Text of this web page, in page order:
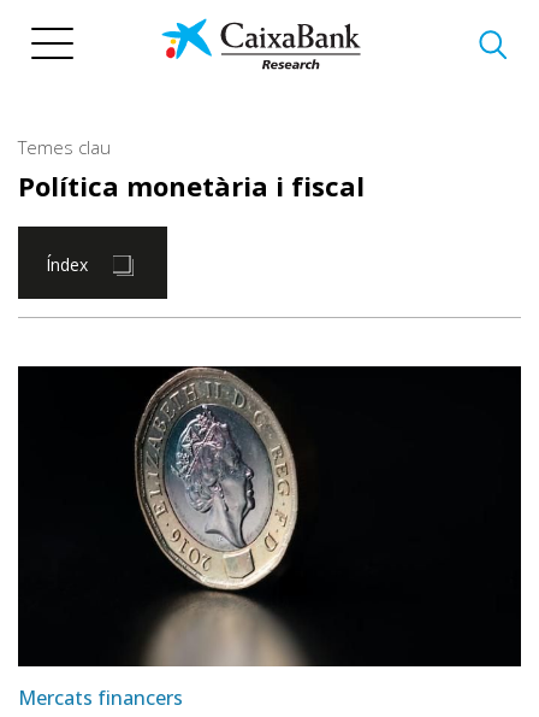
Temes clau
Política monetària i fiscal
Índex
Mercats financers